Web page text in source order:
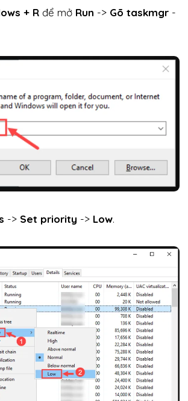
+ R để mở Run -> Gõ taskmgr -
-> Set priority -> Low.